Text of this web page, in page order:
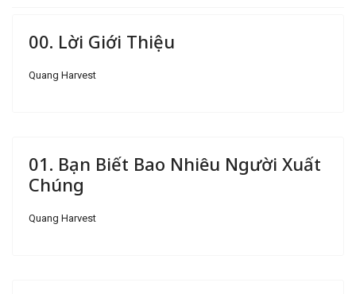
00. Lời Giới Thiệu
Quang Harvest
01. Bạn Biết Bao Nhiêu Người Xuất
Chúng
Quang Harvest